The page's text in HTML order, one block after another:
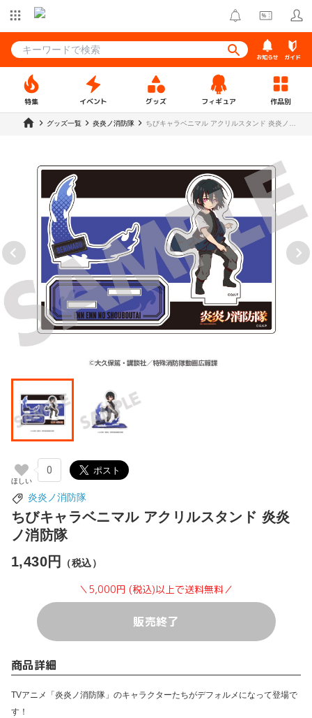
お知らせ ガイド
特集 イベント グッズ フィギュア 作品別
グッズ一覧 炎炎ノ消防隊
ちびキャラベニマル アクリルスタンド 炎炎ノ消
0
炎炎ノ消防隊
ちびキャラベニマル アクリルスタンド 炎炎
ノ消防隊
1,430円
（税込）
＼5,000円 (税込)以上で送料無料／
販売終了
商品詳細
TVアニメ「炎炎ノ消防隊」のキャラクターたちがデフォルメになって登場で
す！